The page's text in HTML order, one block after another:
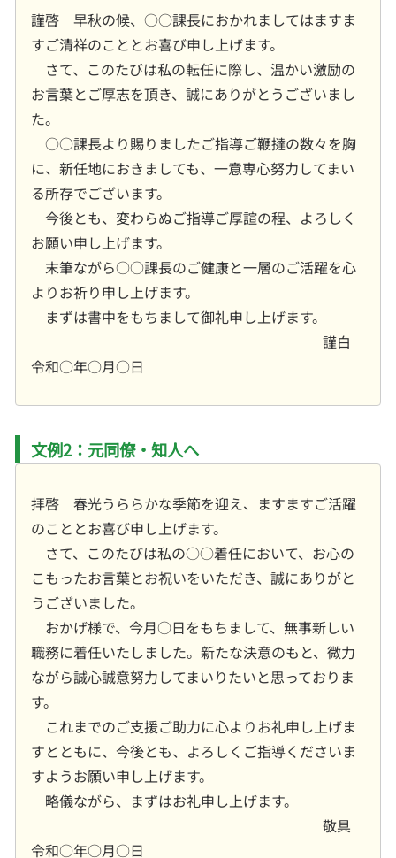
謹啓 早秋の候、○○課長におかれましてはますま
すご清祥のこととお喜び申し上げます。
さて、このたびは私の転任に際し、温かい激励の
お言葉とご厚志を頂き、誠にありがとうございまし
た。
○○課長より賜りましたご指導ご鞭撻の数々を胸
に、新任地におきましても、一意専心努力してまい
る所存でございます。
今後とも、変わらぬご指導ご厚諠の程、よろしく
お願い申し上げます。
末筆ながら○○課長のご健康と一層のご活躍を心
よりお祈り申し上げます。
まずは書中をもちまして御礼申し上げます。
謹白
令和○年○月○日
文例2：元同僚・知人へ
拝啓 春光うららかな季節を迎え、ますますご活躍
のこととお喜び申し上げます。
さて、このたびは私の○○着任において、お心の
こもったお言葉とお祝いをいただき、誠にありがと
うございました。
おかげ様で、今月○日をもちまして、無事新しい
職務に着任いたしました。新たな決意のもと、微力
ながら誠心誠意努力してまいりたいと思っておりま
す。
これまでのご支援ご助力に心よりお礼申し上げま
すとともに、今後とも、よろしくご指導くださいま
すようお願い申し上げます。
略儀ながら、まずはお礼申し上げます。
敬具
令和○年○月○日